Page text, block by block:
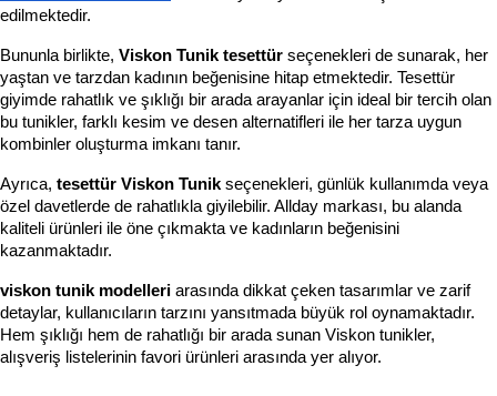
edilmektedir.
Bununla birlikte, Viskon Tunik tesettür seçenekleri de sunarak, her
yaştan ve tarzdan kadının beğenisine hitap etmektedir. Tesettür
giyimde rahatlık ve şıklığı bir arada arayanlar için ideal bir tercih olan
bu tunikler, farklı kesim ve desen alternatifleri ile her tarza uygun
kombinler oluşturma imkanı tanır.
Ayrıca, tesettür Viskon Tunik seçenekleri, günlük kullanımda veya
özel davetlerde de rahatlıkla giyilebilir. Allday markası, bu alanda
kaliteli ürünleri ile öne çıkmakta ve kadınların beğenisini
kazanmaktadır.
viskon tunik modelleri arasında dikkat çeken tasarımlar ve zarif
detaylar, kullanıcıların tarzını yansıtmada büyük rol oynamaktadır.
Hem şıklığı hem de rahatlığı bir arada sunan Viskon tunikler,
alışveriş listelerinin favori ürünleri arasında yer alıyor.